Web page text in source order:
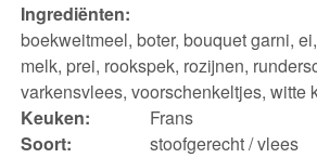
Ingrediënten:
boekweitmeel, boter, bouquet garni,
melk, prei, rookspek, rozijnen,
varkensvlees, voorschenkeltjes, witte
Keuken:
Frans
Soort:
stoofgerecht / vlees